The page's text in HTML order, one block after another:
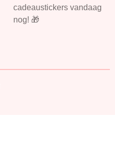
cadeaustickers vandaag
nog! 🎁